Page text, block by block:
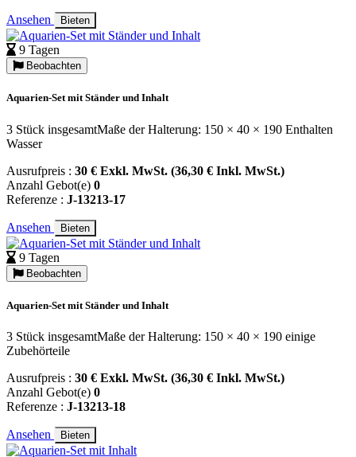
Ansehen Bieten
9 Tagen
Beobachten
Aquarien-Set mit Ständer und Inhalt
3 Stück insgesamtMaße der Halterung: 150 × 40 × 190 Enthalten
Wasser
Ausrufpreis : 30 € Exkl. MwSt. (36,30 € Inkl. MwSt.)
Anzahl Gebot(e) 0
Referenze : J-13213-17
Ansehen Bieten
9 Tagen
Beobachten
Aquarien-Set mit Ständer und Inhalt
3 Stück insgesamtMaße der Halterung: 150 × 40 × 190 einige
Zubehörteile
Ausrufpreis : 30 € Exkl. MwSt. (36,30 € Inkl. MwSt.)
Anzahl Gebot(e) 0
Referenze : J-13213-18
Ansehen Bieten